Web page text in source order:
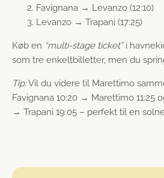
Favignana → Levanzo (12:10)
Levanzo → Trapani (17:25)
Køb en “multi-stage ticket”i
som tre enkeltbilletter, men du
Tip:Vil du videre til Marettimo
Favignana 10:20 → Marettimo 11:25
→ Trapani 19:05 – perfekt til en